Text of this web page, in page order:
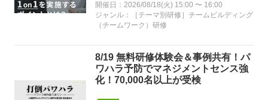
開催日：2026/08/18(火) 15:00 〜 16:00
ジャンル：［テーマ別研修］チームビルディング
（チームワーク）研修
8/19 無料研修体験会＆事例共有！パ
ワハラ予防でマネジメントセンス強
化！70,000名以上が受検